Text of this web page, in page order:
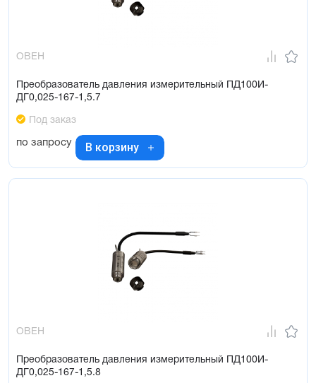
ОВЕН
Преобразователь давления измерительный ПД100И-
ДГ0,025-167-1,5.7
Под заказ
по запросу В корзину
ОВЕН
Преобразователь давления измерительный ПД100И-
ДГ0,025-167-1,5.8